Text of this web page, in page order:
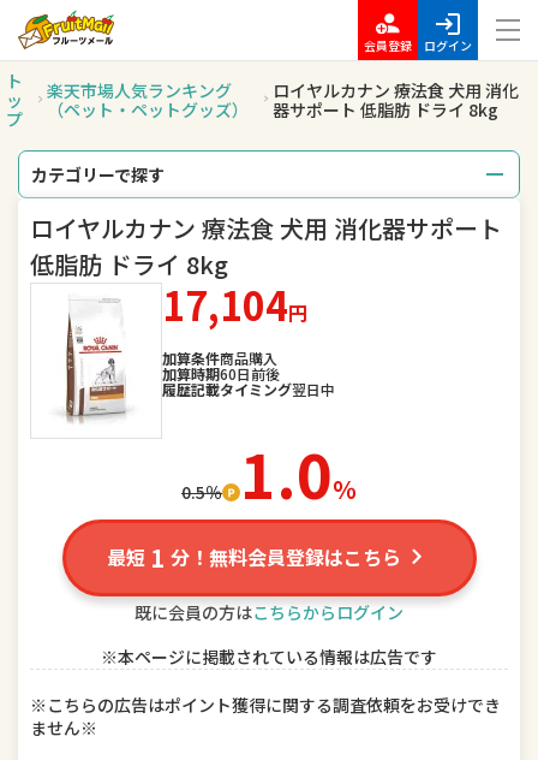
会員登録 ログイン
ト
ッ
プ
楽天市場人気ランキング
（ペット・ペットグッズ）
ロイヤルカナン 療法食 犬用 消化
器サポート 低脂肪 ドライ 8kg
カテゴリーで探す
総合 レディースファッション
メンズファッション
バッグ・小物・ブランド雑貨
腕時計 ジュエリー・アクセサリー
家電
TV・オーディオ・カメラ パソコン・周辺機器
スマートフォン・タブレット 食品
スイーツ・お菓子 水・ソフトドリンク
ビール・洋酒
ロイヤルカナン 療法食 犬用 消化器サポート
低脂肪 ドライ 8kg
17,104円
加算条件商品購入
加算時期60日前後
履歴記載タイミング翌日中
0.5％ 1.0％
最短 1 分！無料会員登録はこちら
既に会員の方はこちらからログイン
※本ページに掲載されている情報は広告です
※こちらの広告はポイント獲得に関する調査依頼をお受けでき
ません※